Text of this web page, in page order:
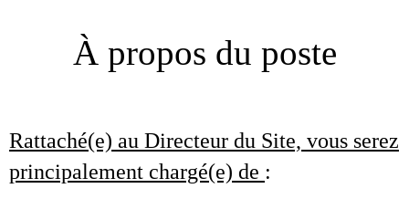
À propos du poste
Rattaché(e) au Directeur du Site, vous serez
principalement chargé(e) de :